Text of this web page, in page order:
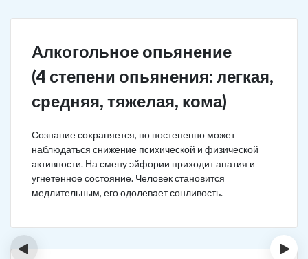
Алкогольное опьянение
(4 степени опьянения: легкая,
средняя, тяжелая, кома)
Сознание сохраняется, но постепенно может
наблюдаться снижение психической и физической
активности. На смену эйфории приходит апатия и
угнетенное состояние. Человек становится
медлительным, его одолевает сонливость.
‹ ›